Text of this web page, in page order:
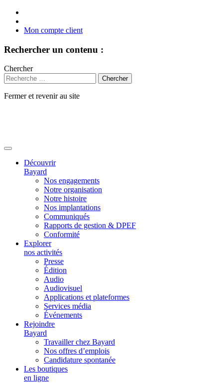
Mon compte client
Rechercher un contenu :
Chercher
Fermer et revenir au site
Découvrir
Bayard
Nos engagements
Notre organisation
Notre histoire
Nos implantations
Communiqués
Rapports de gestion & DPEF
Conformité
Explorer
nos activités
Presse
Édition
Audio
Audiovisuel
Applications et plateformes
Services média
Événements
Rejoindre
Bayard
Travailler chez Bayard
Nos offres d’emplois
Candidature spontanée
Les boutiques
en ligne